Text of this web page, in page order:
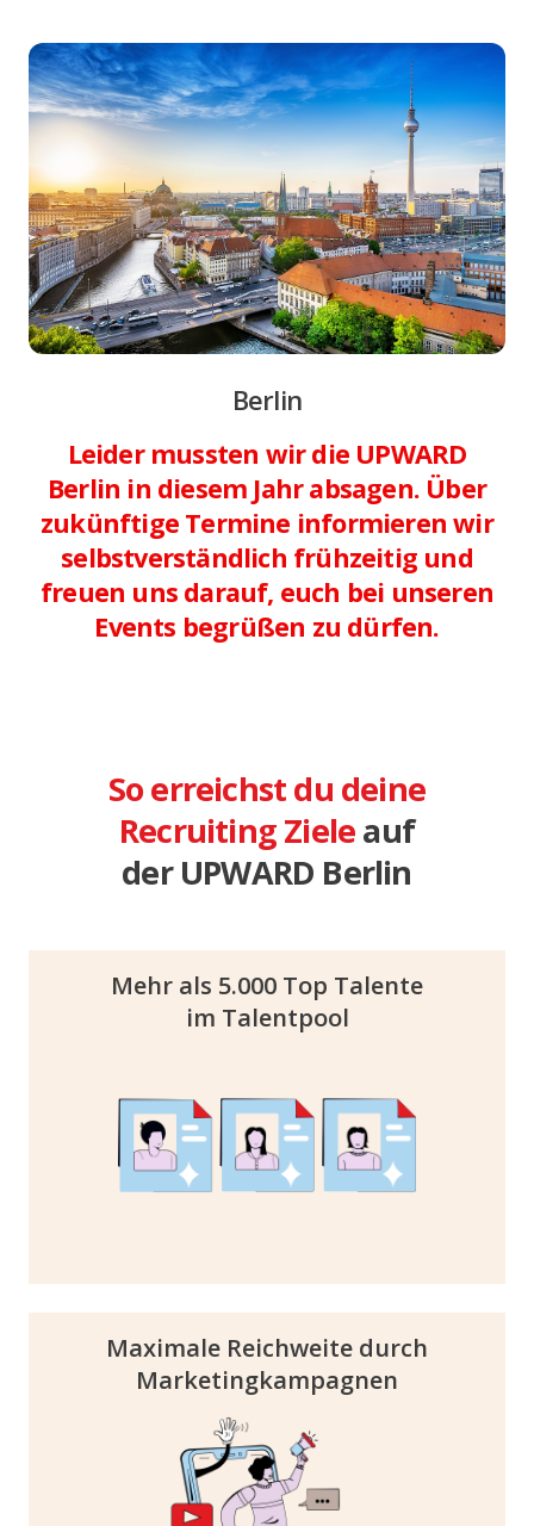
Berlin
Leider mussten wir die UPWARD
Berlin in diesem Jahr absagen. Über
zukünftige Termine informieren wir
selbstverständlich frühzeitig und
freuen uns darauf, euch bei unseren
Events begrüßen zu dürfen.
So erreichst du deine
Recruiting Zieleauf
der UPWARD Berlin
Mehr als 5.000 Top Talente
im Talentpool
Finde das perfekte Match aus über 5.000
dir eine einzigartige Plattform, um
Nachwuchskräfte in Berlin emotional zu
erreichen und einen bleibenden Eindruck zu
Maximale Reichweite durch
Marketingkampagnen
Mit durchschnittlich 20 Millionen Marketing-
Impressionen bringen wir deine Brand ins
Rampenlicht. Unsere zielgerichtete
Kampagne sorgt für hohe Sichtbarkeit und
bleibende Verankerung in der Zielgruppe –